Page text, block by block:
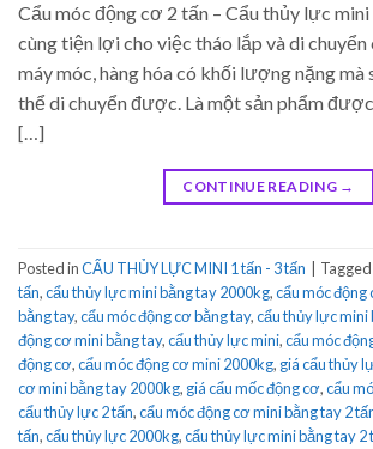
Cẩu móc động cơ 2 tấn – Cẩu thủy lực
cùng tiện lợi cho việc tháo lắp và di
máy móc, hàng hóa có khối lượng nặng
thể di chuyển được. Là một sản phẩm
[…]
CONTINUE READING →
Posted inCẨU THỦY LỰC MINI 1 tấn - 3 tấn Tagged
tấn,cẩu thủy lực mini bằng tay 2000kg,cẩu móc động
bằng tay,cẩu móc động cơ bằng tay,cẩu thủy lực mini
động cơ mini bằng tay,cẩu thủy lực mini,cẩu móc
động cơ,cẩu móc động cơ mini 2000kg, giá cẩu thủy
cơ mini bằng tay 2000kg, giá cẩu mốc động cơ,cẩu
cẩu thủy lực 2 tấn,cẩu móc động cơ mini bằng tay 2
tấn,cẩu thủy lực 2000kg,cẩu thủy lực mini bằng tay 2